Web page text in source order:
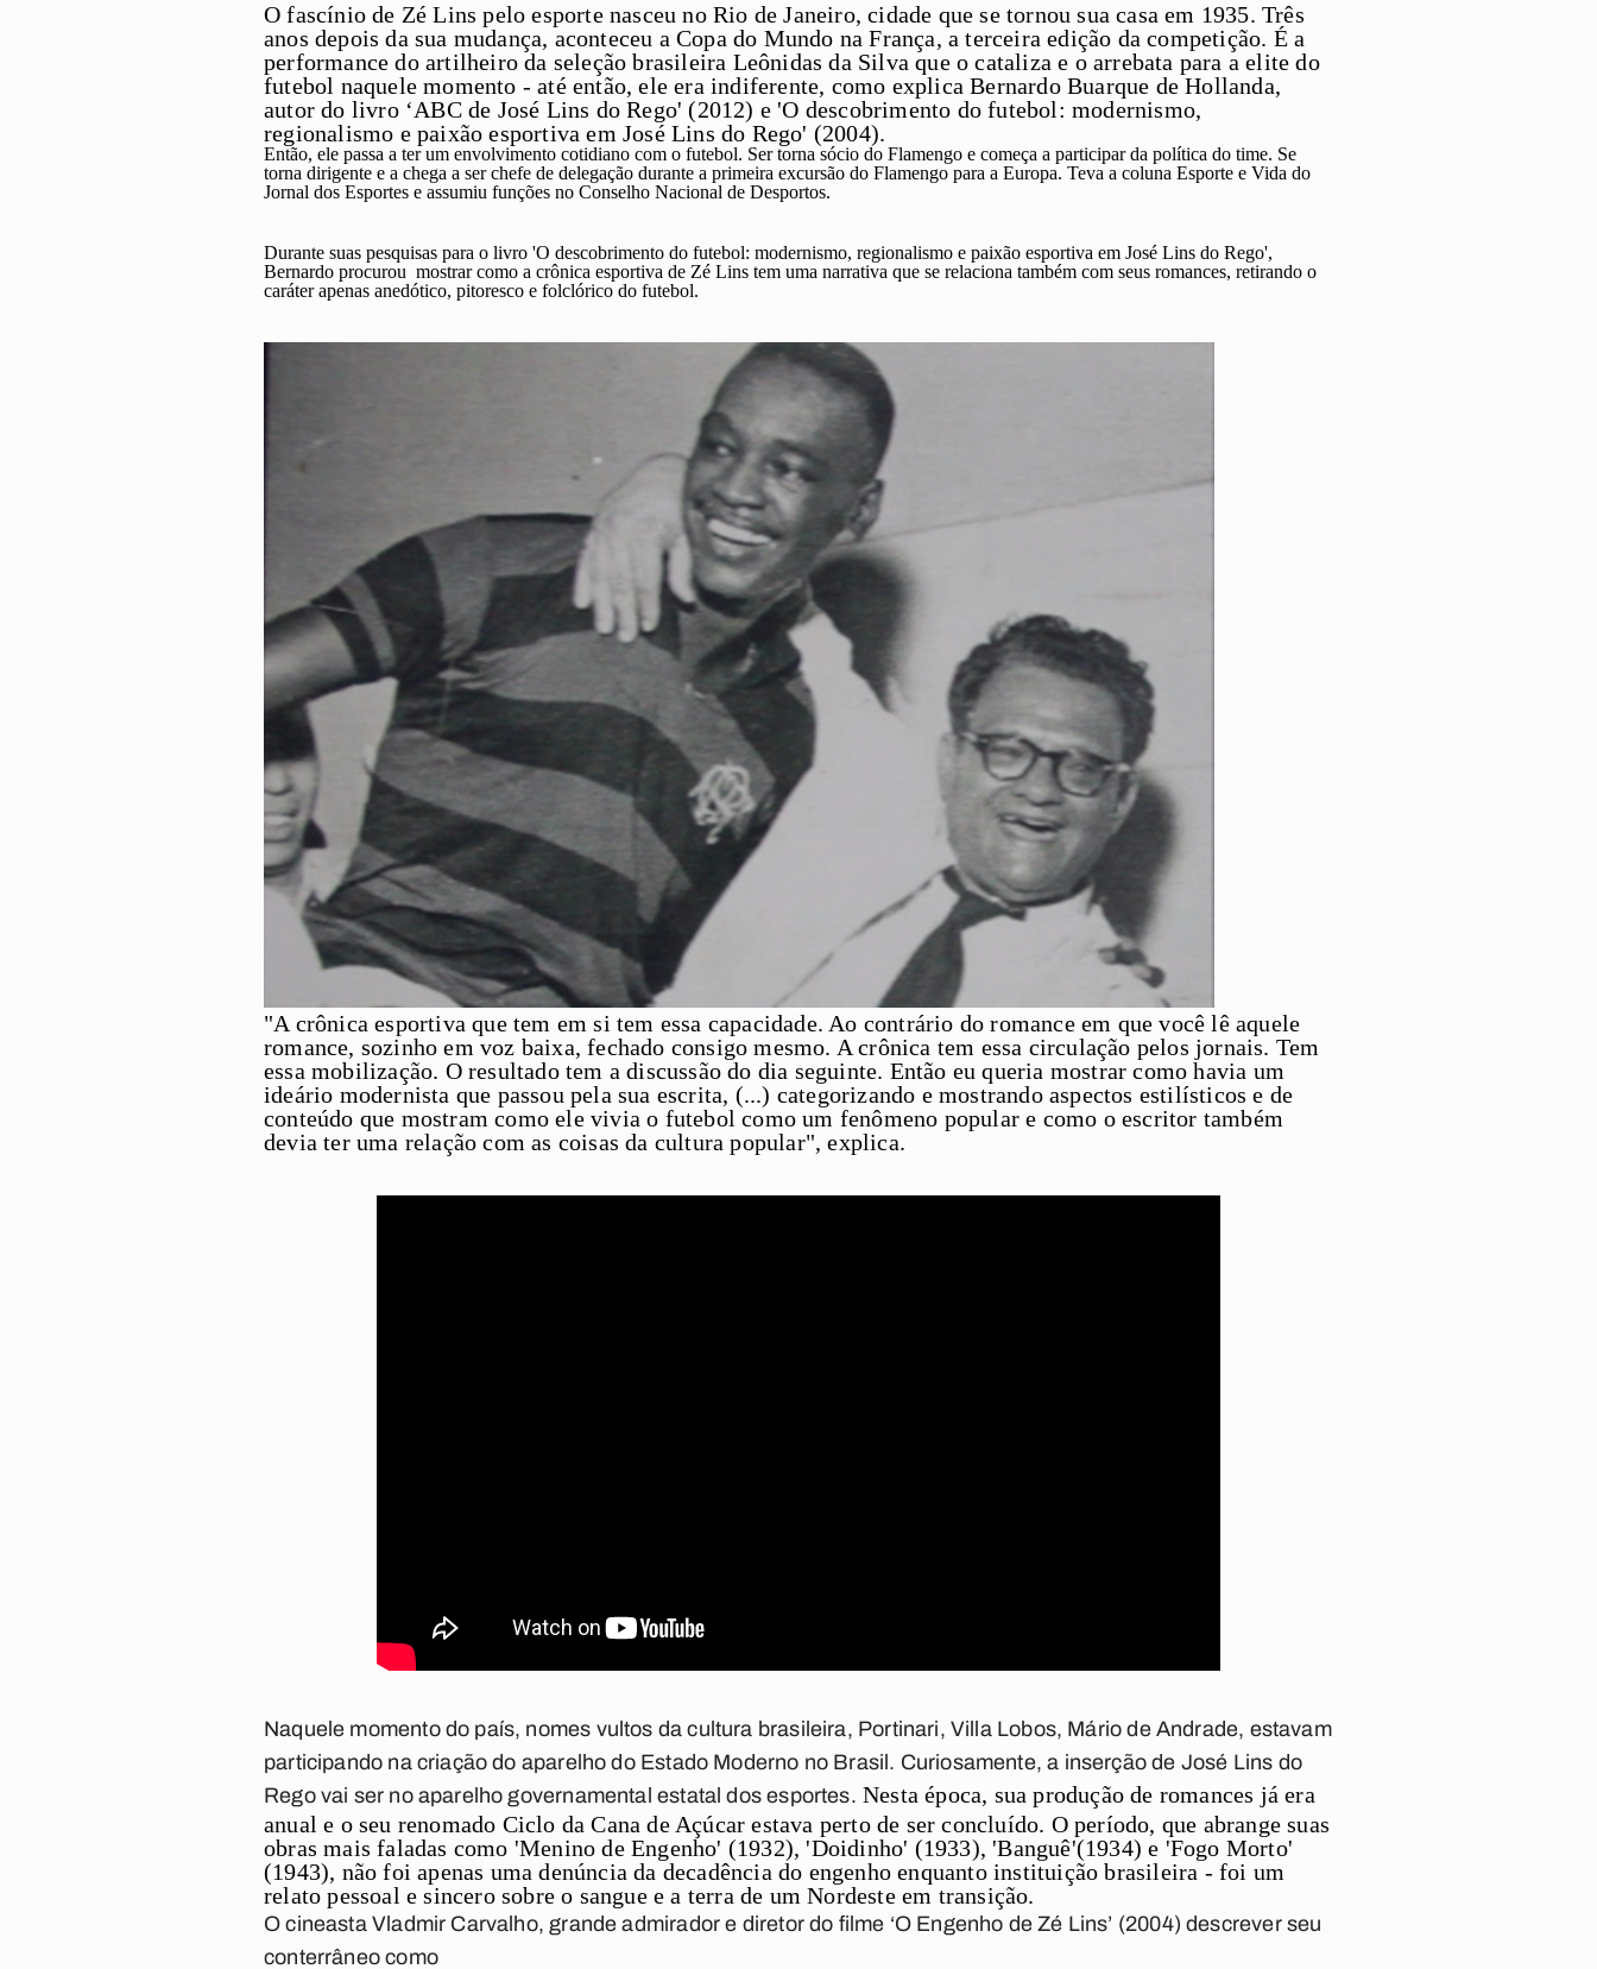
O fascínio de Zé Lins pelo esporte nasceu no Rio de Janeiro, cidade que se tornou sua casa em 1935. Três
anos depois da sua mudança, aconteceu a Copa do Mundo na França, a terceira edição da competição. É a
performance do artilheiro da seleção brasileira Leônidas da Silva que o cataliza e o arrebata para a elite do
futebol naquele momento - até então, ele era indiferente, como explica Bernardo Buarque de Hollanda,
autor do livro ‘ABC de José Lins do Rego' (2012) e 'O descobrimento do futebol: modernismo,
regionalismo e paixão esportiva em José Lins do Rego' (2004).
Então, ele passa a ter um envolvimento cotidiano com o futebol. Ser torna sócio do Flamengo e começa a participar da política do time. Se
torna dirigente e a chega a ser chefe de delegação durante a primeira excursão do Flamengo para a Europa. Teva a coluna Esporte e Vida do
Jornal dos Esportes e assumiu funções no Conselho Nacional de Desportos.
Durante suas pesquisas para o livro 'O descobrimento do futebol: modernismo, regionalismo e paixão esportiva em José Lins do Rego',
Bernardo procurou mostrar como a crônica esportiva de Zé Lins tem uma narrativa que se relaciona também com seus romances, retirando o
caráter apenas anedótico, pitoresco e folclórico do futebol.
"A crônica esportiva que tem em si tem essa capacidade. Ao contrário do romance em que você lê aquele
romance, sozinho em voz baixa, fechado consigo mesmo. A crônica tem essa circulação pelos jornais. Tem
essa mobilização. O resultado tem a discussão do dia seguinte. Então eu queria mostrar como havia um
ideário modernista que passou pela sua escrita, (...) categorizando e mostrando aspectos estilísticos e de
conteúdo que mostram como ele vivia o futebol como um fenômeno popular e como o escritor também
devia ter uma relação com as coisas da cultura popular", explica.
Naquele momento do país, nomes vultos da cultura brasileira, Portinari, Villa Lobos, Mário de Andrade, estavam
participando na criação do aparelho do Estado Moderno no Brasil. Curiosamente, a inserção de José Lins do
Rego vai ser no aparelho governamental estatal dos esportes. Nesta época, sua produção de romances já era
anual e o seu renomado Ciclo da Cana de Açúcar estava perto de ser concluído. O período, que abrange suas
obras mais faladas como 'Menino de Engenho' (1932), 'Doidinho' (1933), 'Banguê'(1934) e 'Fogo Morto'
(1943), não foi apenas uma denúncia da decadência do engenho enquanto instituição brasileira - foi um
relato pessoal e sincero sobre o sangue e a terra de um Nordeste em transição.
O cineasta Vladmir Carvalho, grande admirador e diretor do filme ‘O Engenho de Zé Lins’ (2004) descrever seu
conterrâneo como